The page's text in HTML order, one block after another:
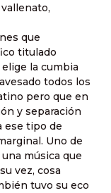
que
titulado
elige la cumbia
todos los
pero que en
y separación
ese tipo de
Uno de
música que
vez, cosa
tuvo su eco